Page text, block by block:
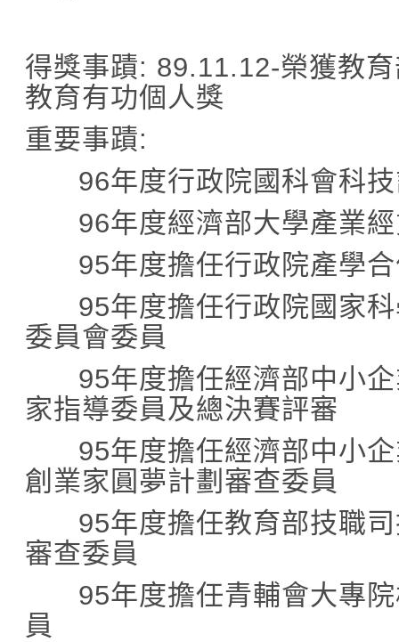
得獎事蹟: 89.11.12-榮獲教
教育有功個人獎
重要事蹟:
96年度行政院國科會科
96年度經濟部大學產業
95年度擔任行政院產學
95年度擔任行政院國家
委員會委員
95年度擔任經濟部中小
家指導委員及總決賽評審
95年度擔任經濟部中小
創業家圓夢計劃審查委員
95年度擔任教育部技職
審查委員
95年度擔任青輔會大專
員